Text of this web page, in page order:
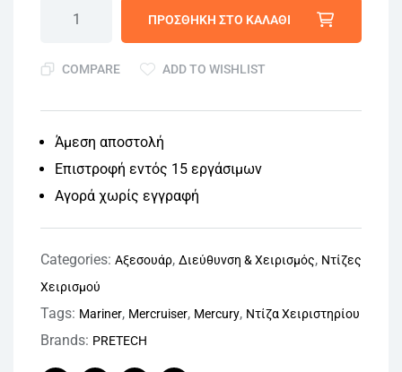
ΠΡΟΣΘΉΚΗ ΣΤΟ ΚΑΛΆΘΙ
COMPARE ADD TO WISHLIST
Άμεση αποστολή
Επιστροφή εντός 15 εργάσιμων
Αγορά χωρίς εγγραφή
Categories: Αξεσουάρ, Διεύθυνση & Χειρισμός, Ντίζες
Χειρισμού
Tags: Mariner, Mercruiser, Mercury, Ντίζα Χειριστηρίου
Brands: PRETECH